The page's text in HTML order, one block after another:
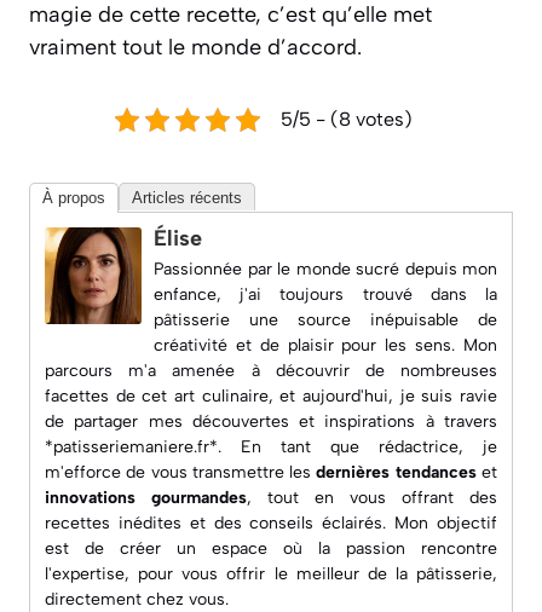
magie de cette recette, c’est qu’elle met
vraiment tout le monde d’accord.
5/5 - (8 votes)
À propos Articles récents
Élise
Passionnée par le monde sucré depuis mon
enfance, j'ai toujours trouvé dans la
pâtisserie une source inépuisable de
créativité et de plaisir pour les sens. Mon
parcours m'a amenée à découvrir de nombreuses
facettes de cet art culinaire, et aujourd'hui, je suis ravie
de partager mes découvertes et inspirations à travers
*patisseriemaniere.fr*. En tant que rédactrice, je
m'efforce de vous transmettre lesdernières tendanceset
innovations gourmandes, tout en vous offrant des
recettes inédites et des conseils éclairés. Mon objectif
est de créer un espace où la passion rencontre
l'expertise, pour vous offrir le meilleur de la pâtisserie,
directement chez vous.